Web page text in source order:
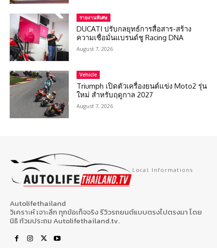
รายงานพิเศษ
DUCATI ปรับกลยุทธ์การสื่อสาร-สร้าง
ความเชื่อมั่นแบรนด์ชู Racing DNA
August 7, 2026
Vehicle
Triumph เปิดตัวเครื่องยนต์แข่ง Moto2 รุ่น
ใหม่ สำหรับฤดูกาล 2027
August 7, 2026
Local Informations
Autolifethailand
วิเคราะห์ เจาะลึก ทุกข้อเท็จจริง รีวิวรถยนต์แบบตรงไปตรงมา โดย
นิธิ ท้วมประถม Autolifethailand.tv.